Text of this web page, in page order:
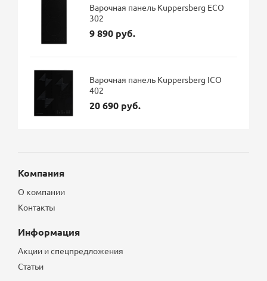
Варочная панель Kuppersberg ECO
302
9 890 руб.
Варочная панель Kuppersberg ICO
402
20 690 руб.
Компания
О компании
Контакты
Информация
Акции и спецпредложения
Статьи